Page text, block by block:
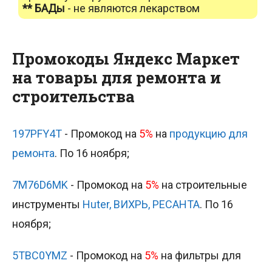
** БАДы - не являются лекарством
Промокоды Яндекс Маркет
на товары для ремонта и
строительства
197PFY4T - Промокод на 5% на продукцию для
ремонта. По 16 ноября;
7M76D6MK - Промокод на 5% на строительные
инструменты Huter, ВИХРЬ, РЕСАНТА. По 16
ноября;
5TBC0YMZ - Промокод на 5% на фильтры для